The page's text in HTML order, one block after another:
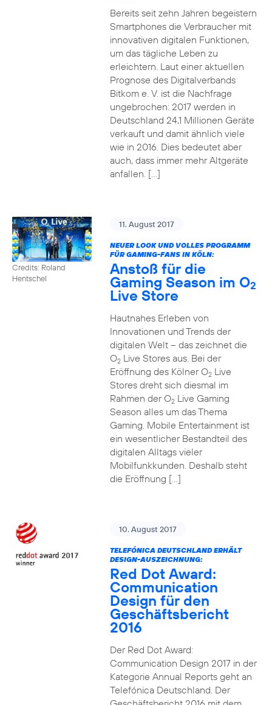
Bereits seit zehn Jahren begeistern
Smartphones die Verbraucher mit
innovativen digitalen Funktionen,
um das tägliche Leben zu
erleichtern. Laut einer aktuellen
Prognose des Digitalverbands
Bitkom e. V. ist die Nachfrage
ungebrochen: 2017 werden in
Deutschland 24,1 Millionen Geräte
verkauft und damit ähnlich viele
wie in 2016. Dies bedeutet aber
auch, dass immer mehr Altgeräte
anfallen. […]
Credits: Roland
Hentschel
11. August 2017
NEUER LOOK UND VOLLES PROGRAMM
FÜR GAMING-FANS IN KÖLN:
Anstoß für die
Gaming Season im O2
Live Store
Hautnahes Erleben von
Innovationen und Trends der
digitalen Welt – das zeichnet die
O2Live Stores aus. Bei der
Eröffnung des Kölner O2Live
Stores dreht sich diesmal im
Rahmen der O2Live Gaming
Season alles um das Thema
Gaming. Mobile Entertainment ist
ein wesentlicher Bestandteil des
digitalen Alltags vieler
Mobilfunkkunden. Deshalb steht
die Eröffnung […]
10. August 2017
TELEFÓNICA DEUTSCHLAND ERHÄLT
DESIGN-AUSZEICHNUNG:
Red Dot Award:
Communication
Design für den
Geschäftsbericht
2016
Der Red Dot Award:
Communication Design 2017 in der
Kategorie Annual Reports geht an
Telefónica Deutschland. Der